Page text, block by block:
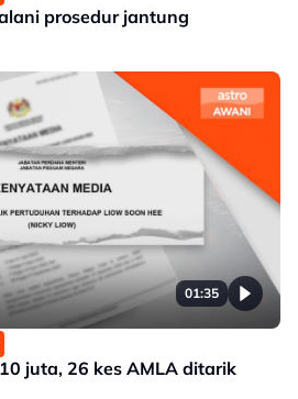
prosedur jantung
01:35
juta, 26 kes AMLA ditarik